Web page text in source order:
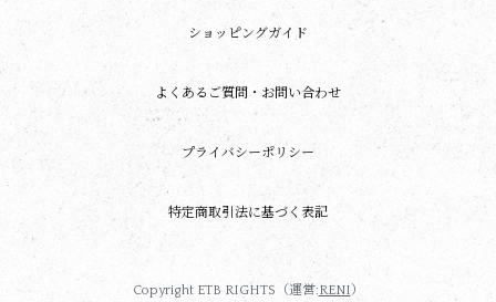
ショッピングガイド
よくあるご質問・お問い合わせ
プライバシーポリシー
特定商取引法に基づく表記
Copyright ETB RIGHTS（運営:RENI）